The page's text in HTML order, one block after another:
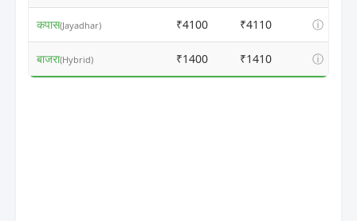
कपास(Jayadhar) ₹4100 ₹4110 ⓘ
बाजरा(Hybrid) ₹1400 ₹1410 ⓘ